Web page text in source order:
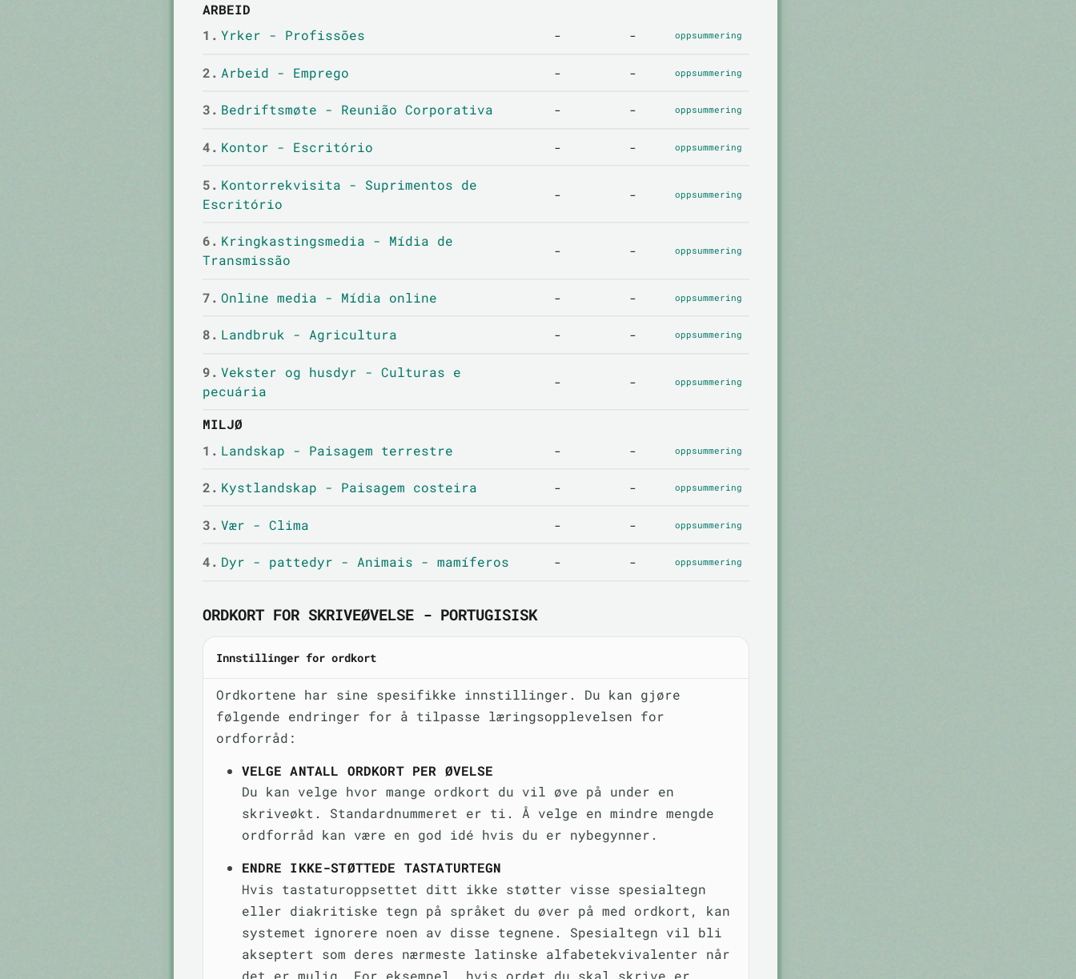
ARBEID
1. Yrker - Profissões - - oppsummering
2. Arbeid - Emprego - - oppsummering
3. Bedriftsmøte - Reunião Corporativa - - oppsummering
4. Kontor - Escritório - - oppsummering
5. Kontorrekvisita - Suprimentos de
Escritório
- - oppsummering
6. Kringkastingsmedia - Mídia de
Transmissão
- - oppsummering
7. Online media - Mídia online - - oppsummering
8. Landbruk - Agricultura - - oppsummering
9. Vekster og husdyr - Culturas e
pecuária
- - oppsummering
MILJØ
1. Landskap - Paisagem terrestre - - oppsummering
2. Kystlandskap - Paisagem costeira - - oppsummering
3. Vær - Clima - - oppsummering
4. Dyr - pattedyr - Animais - mamíferos - - oppsummering
ORDKORT FOR SKRIVEØVELSE - PORTUGISISK
Innstillinger for ordkort
Ordkortene har sine spesifikke innstillinger. Du kan gjøre
følgende endringer for å tilpasse læringsopplevelsen for
ordforråd:
VELGE ANTALL ORDKORT PER ØVELSE
Du kan velge hvor mange ordkort du vil øve på under en
skriveøkt. Standardnummeret er ti. Å velge en mindre mengde
ordforråd kan være en god idé hvis du er nybegynner.
ENDRE IKKE-STØTTEDE TASTATURTEGN
Hvis tastaturoppsettet ditt ikke støtter visse spesialtegn
eller diakritiske tegn på språket du øver på med ordkort, kan
systemet ignorere noen av disse tegnene. Spesialtegn vil bli
akseptert som deres nærmeste latinske alfabetekvivalenter når
det er mulig. For eksempel, hvis ordet du skal skrive er